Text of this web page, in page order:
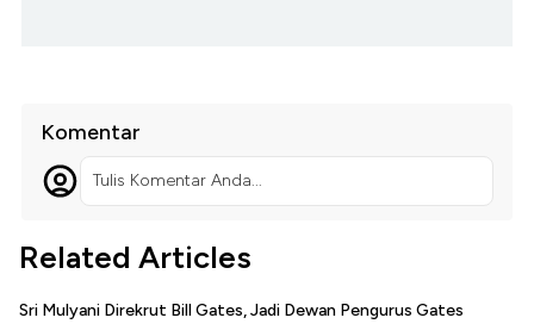
Komentar
Tulis Komentar Anda...
Related Articles
Sri Mulyani Direkrut Bill Gates, Jadi Dewan Pengurus Gates